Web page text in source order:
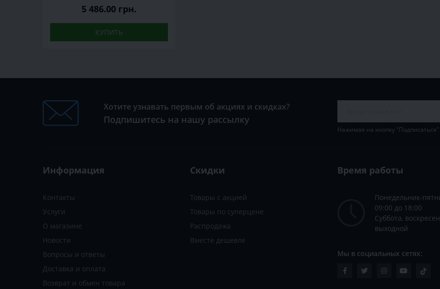
5 486.00 грн.
КУПИТЬ
Хотите узнавать первым об акциях и скидках?
Подпишитесь на нашу рассылку
Нажимая на кнопку
Информация
Контакты
Услуги
О магазине
Новости
Вопросы и ответы
Доставка и оплата
Возврат и обмен товара
Скидки
Товары с акцией
Товары по суперцене
Распродажа
Вместе дешевле
Время работы
Понедельник-
09:00 до 18:00
Суббота,
выходной
Мы в социальных сетях: